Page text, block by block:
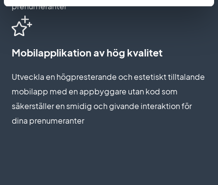
prenumeranter
Mobilapplikation av hög kvalitet
Utveckla en högpresterande och estetiskt tilltalande
mobilapp med en appbyggare utan kod som
säkerställer en smidig och givande interaktion för
dina prenumeranter